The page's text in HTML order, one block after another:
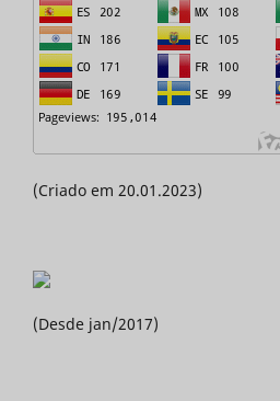
(Criado em 20.01.2023)
(Desde jan/2017)